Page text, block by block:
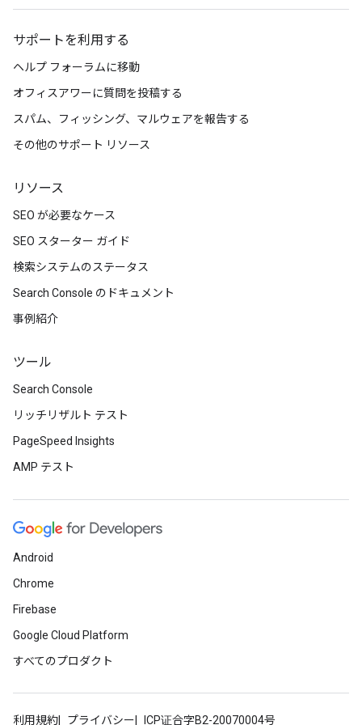
サポートを利用する
ヘルプ フォーラムに移動
オフィスアワーに質問を投稿する
スパム、フィッシング、マルウェアを報告する
その他のサポート リソース
リソース
SEO が必要なケース
SEO スターター ガイド
検索システムのステータス
Search Console のドキュメント
事例紹介
ツール
Search Console
リッチリザルト テスト
PageSpeed Insights
AMP テスト
Android
Chrome
Firebase
Google Cloud Platform
すべてのプロダクト
利用規約 プライバシー ICP证合字B2-20070004号